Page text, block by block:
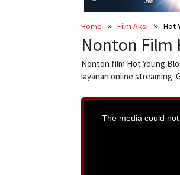
Home Film Aksi Hot
Nonton Film
Nonton film Hot Young
layanan online streaming.
The media could